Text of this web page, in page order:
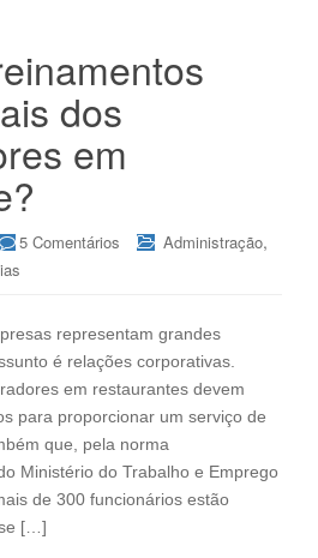
dos
em
5 Comentários Administração,
representam grandes
é relações corporativas.
em restaurantes devem
para proporcionar um serviço de
que, pela norma
Ministério do Trabalho e Emprego
de 300 funcionários estão
[…]